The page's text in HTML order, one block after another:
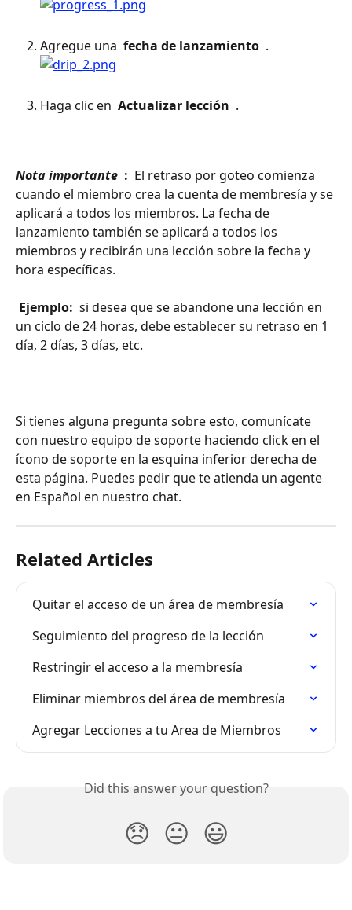
Agregue una fecha de lanzamiento .
Haga clic en Actualizar lección .
Nota importante : El retraso por goteo comienza
cuando el miembro crea la cuenta de membresía y se
aplicará a todos los miembros. La fecha de
lanzamiento también se aplicará a todos los
miembros y recibirán una lección sobre la fecha y
hora específicas.
Ejemplo: si desea que se abandone una lección en
un ciclo de 24 horas, debe establecer su retraso en 1
día, 2 días, 3 días, etc.
Si tienes alguna pregunta sobre esto, comunícate
con nuestro equipo de soporte haciendo click en el
ícono de soporte en la esquina inferior derecha de
esta página. Puedes pedir que te atienda un agente
en Español en nuestro chat.
Related Articles
Quitar el acceso de un área de membresía
Seguimiento del progreso de la lección
Restringir el acceso a la membresía
Eliminar miembros del área de membresía
Agregar Lecciones a tu Area de Miembros
Did this answer your question?
😞 😐 😃